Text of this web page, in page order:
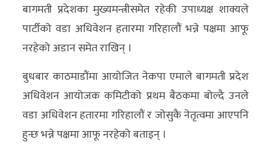
अन्तरर्वार्ता
विचार/
ब्लग
खेलकुद
रोचक
बागमती प्रदेशका मुख्यमन्त्रीसमेत रहेकी उपाध्यक्ष शाक्यले
पार्टीको वडा अधिवेशन हतारमा गरिहालौं भन्ने पक्षमा आफू
नरहेको अडान समेत राखिन् ।
बुधबार काठमाडौंमा आयोजित नेकपा एमाले बागमती प्रदेश
अधिवेशन आयोजक कमिटीको प्रथम बैठकमा बोल्दै उनले
वडा अधिवेशन हतारमा गरिहालौं र जोसुकै नेतृत्वमा आएपनि
हुन्छ भन्ने पक्षमा आफू नरहेको बताइन् ।